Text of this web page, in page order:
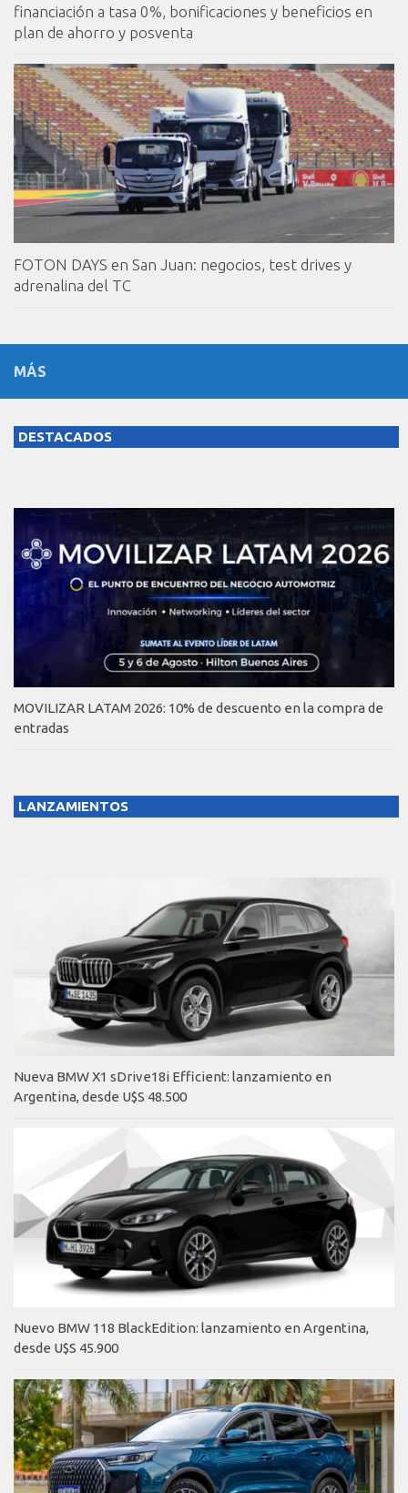
financiación a tasa 0%, bonificaciones y beneficios en
plan de ahorro y posventa
FOTON DAYS en San Juan: negocios, test drives y
adrenalina del TC
MÁS
DESTACADOS
MOVILIZAR LATAM 2026: 10% de descuento en la compra de
entradas
LANZAMIENTOS
Nueva BMW X1 sDrive18i Efficient: lanzamiento en
Argentina, desde U$S 48.500
Nuevo BMW 118 BlackEdition: lanzamiento en Argentina,
desde U$S 45.900